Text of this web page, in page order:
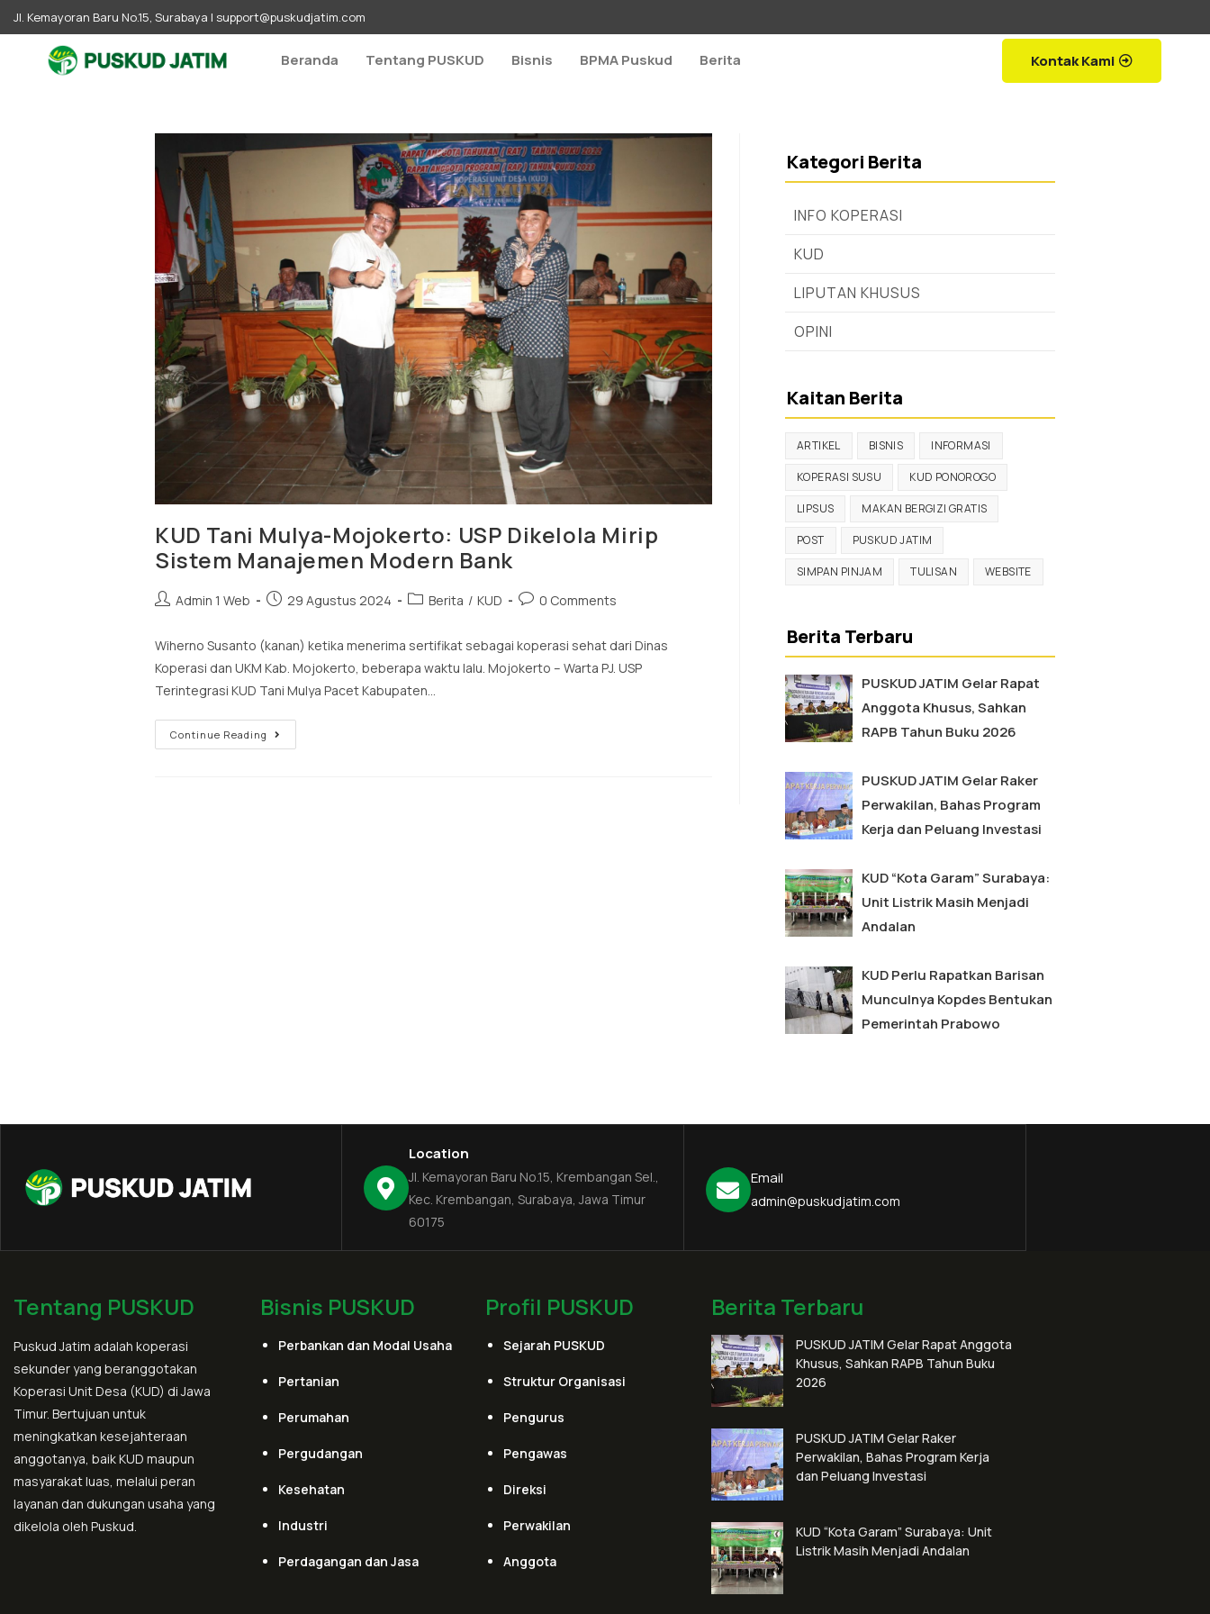
Jl. Kemayoran Baru No.15, Surabaya | support@puskudjatim.com
Beranda Tentang PUSKUD Bisnis BPMA Puskud Berita Kontak Kami
KUD Tani Mulya-Mojokerto: USP Dikelola Mirip
Sistem Manajemen Modern Bank
Admin 1 Web 29 Agustus 2024 Berita / KUD 0 Comments
Wiherno Susanto (kanan) ketika menerima sertifikat sebagai koperasi sehat dari Dinas
Koperasi dan UKM Kab. Mojokerto, beberapa waktu lalu. Mojokerto – Warta PJ. USP
Terintegrasi KUD Tani Mulya Pacet Kabupaten…
Continue Reading
Kategori Berita
INFO KOPERASI
KUD
LIPUTAN KHUSUS
OPINI
Kaitan Berita
ARTIKEL BISNIS INFORMASI
KOPERASI SUSU KUD PONOROGO
LIPSUS MAKAN BERGIZI GRATIS
POST PUSKUD JATIM
SIMPAN PINJAM TULISAN WEBSITE
Berita Terbaru
PUSKUD JATIM Gelar Rapat
Anggota Khusus, Sahkan
RAPB Tahun Buku 2026
PUSKUD JATIM Gelar Raker
Perwakilan, Bahas Program
Kerja dan Peluang Investasi
KUD “Kota Garam” Surabaya:
Unit Listrik Masih Menjadi
Andalan
KUD Perlu Rapatkan Barisan
Munculnya Kopdes Bentukan
Pemerintah Prabowo
Location
Jl. Kemayoran Baru No.15, Krembangan Sel.,
Kec. Krembangan, Surabaya, Jawa Timur
60175
Email
admin@puskudjatim.com
Tentang PUSKUD
Puskud Jatim adalah koperasi
sekunder yang beranggotakan
Koperasi Unit Desa (KUD) di Jawa
Timur. Bertujuan untuk
meningkatkan kesejahteraan
anggotanya, baik KUD maupun
masyarakat luas, melalui peran
layanan dan dukungan usaha yang
dikelola oleh Puskud.
Bisnis PUSKUD
Perbankan dan Modal Usaha
Pertanian
Perumahan
Pergudangan
Kesehatan
Industri
Perdagangan dan Jasa
Profil PUSKUD
Sejarah PUSKUD
Struktur Organisasi
Pengurus
Pengawas
Direksi
Perwakilan
Anggota
Berita Terbaru
PUSKUD JATIM Gelar Rapat Anggota
Khusus, Sahkan RAPB Tahun Buku
2026
PUSKUD JATIM Gelar Raker
Perwakilan, Bahas Program Kerja
dan Peluang Investasi
KUD “Kota Garam” Surabaya: Unit
Listrik Masih Menjadi Andalan